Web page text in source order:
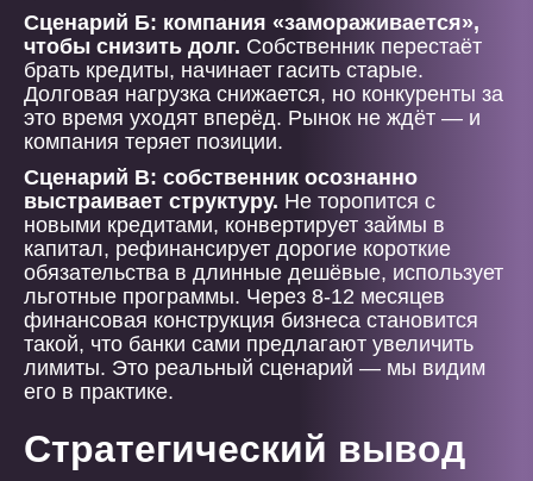
Сценарий Б: компания «замораживается»,
чтобы снизить долг. Собственник перестаёт
брать кредиты, начинает гасить старые.
Долговая нагрузка снижается, но конкуренты за
это время уходят вперёд. Рынок не ждёт — и
компания теряет позиции.
Сценарий В: собственник осознанно
выстраивает структуру. Не торопится с
новыми кредитами, конвертирует займы в
капитал, рефинансирует дорогие короткие
обязательства в длинные дешёвые, использует
льготные программы. Через 8-12 месяцев
финансовая конструкция бизнеса становится
такой, что банки сами предлагают увеличить
лимиты. Это реальный сценарий — мы видим
его в практике.
Стратегический вывод